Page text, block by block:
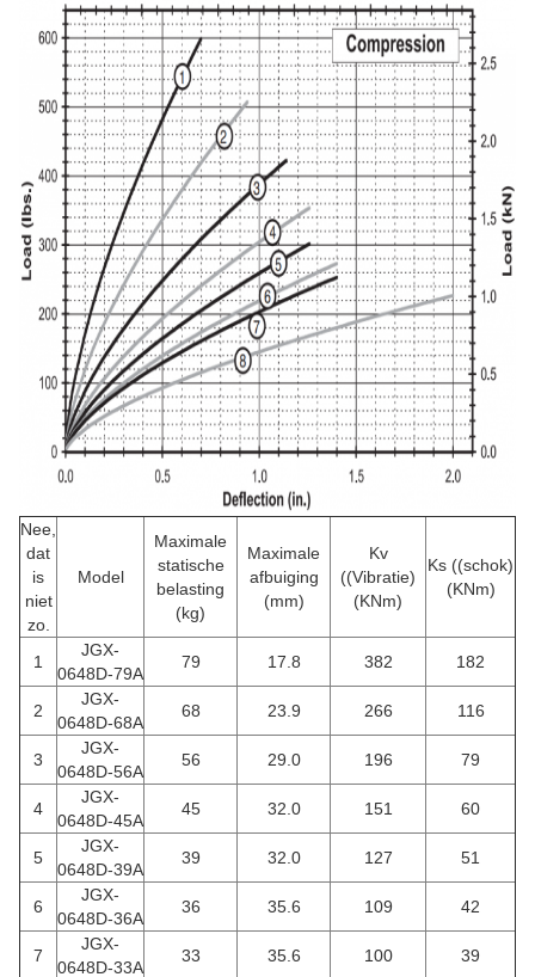
Nee,
dat
is
niet
zo.
Model
Maximale
statische
belasting
(kg)
Maximale
afbuiging
(mm)
Kv
((Vibratie)
(KNm)
Ks ((schok)
(KNm)
1
JGX-
0648D-79A
79 17.8 382 182
2
JGX-
0648D-68A
68 23.9 266 116
3
JGX-
0648D-56A
56 29.0 196 79
4
JGX-
0648D-45A
45 32.0 151 60
5
JGX-
0648D-39A
39 32.0 127 51
6
JGX-
0648D-36A
36 35.6 109 42
7
JGX-
0648D-33A
33 35.6 100 39